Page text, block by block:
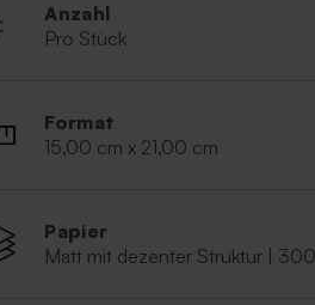
Anzahl
Pro Stück
Format
15,00 cm x 21,00 cm
Papier
Matt mit dezenter Struktur |